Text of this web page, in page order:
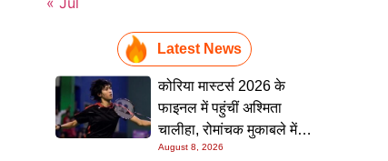
Latest News
कोरिया मास्टर्स 2026 के
फाइनल में पहुंचीं अश्मिता
चालीहा, रोमांचक मुकाबले में
रक्षिता रामराज को 21-13,
August 8, 2026